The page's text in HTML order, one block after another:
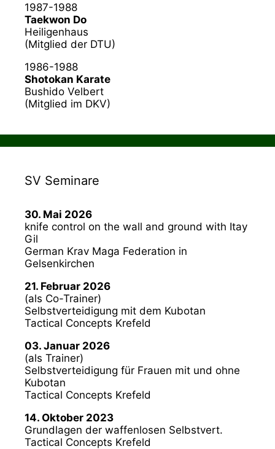
1987-1988
Taekwon Do
Heiligenhaus
(Mitglied der DTU)
1986-1988
Shotokan Karate
Bushido Velbert
(Mitglied im DKV)
SV Seminare
30. Mai 2026
knife control on the wall and ground with Itay
Gil
German Krav Maga Federation in
Gelsenkirchen
21. Februar 2026
(als Co-Trainer)
Selbstverteidigung mit dem Kubotan
Tactical Concepts Krefeld
03. Januar 2026
(als Trainer)
Selbstverteidigung für Frauen mit und ohne
Kubotan
Tactical Concepts Krefeld
14. Oktober 2023
Grundlagen der waffenlosen Selbstvert.
Tactical Concepts Krefeld